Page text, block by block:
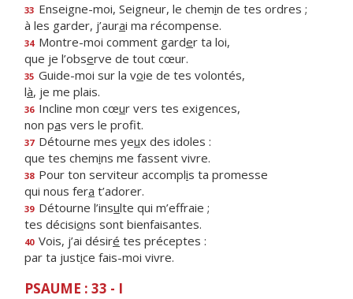
33 Enseigne-moi, Seigneur, le chemin de tes ordres ;
à les garder, j’aurai ma récompense.
34 Montre-moi comment garder ta loi,
que je l’observe de tout cœur.
35 Guide-moi sur la voie de tes volontés,
là, je me plais.
36 Incline mon cœur vers tes exigences,
non pas vers le profit.
37 Détourne mes yeux des idoles :
que tes chemins me fassent vivre.
38 Pour ton serviteur accomplis ta promesse
qui nous fera t’adorer.
39 Détourne l’insulte qui m’effraie ;
tes décisions sont bienfaisantes.
40 Vois, j’ai désiré tes préceptes :
par ta justice fais-moi vivre.
PSAUME : 33 - I